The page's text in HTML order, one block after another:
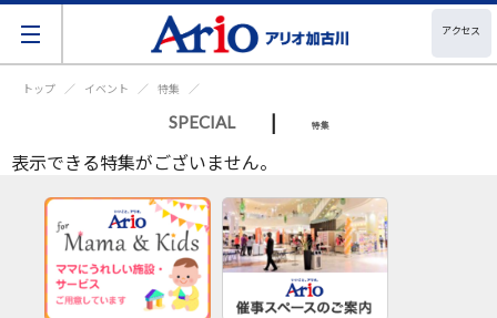
アクセス
トップ イベント 特集
SPECIAL | 特集
表示できる特集がございません。